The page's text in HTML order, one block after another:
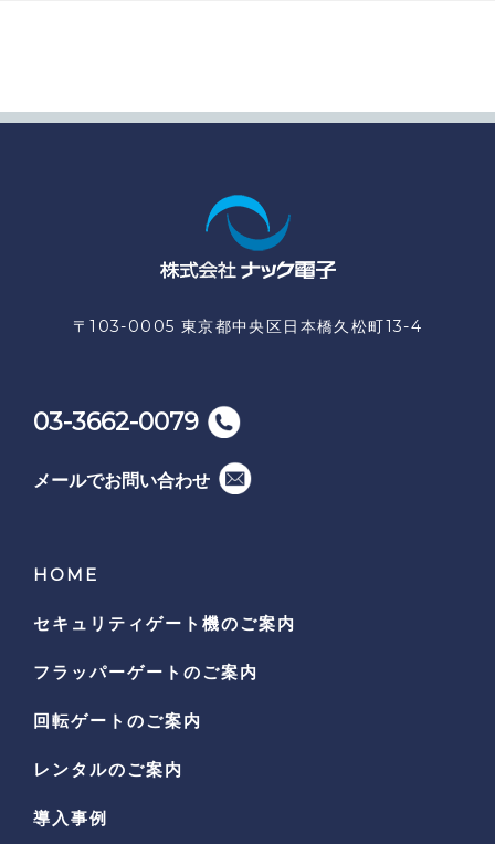
〒103-0005 東京都中央区日本橋久松町13-4
03-3662-0079
メールでお問い合わせ
HOME
セキュリティゲート機のご案内
フラッパーゲートのご案内
回転ゲートのご案内
レンタルのご案内
導入事例